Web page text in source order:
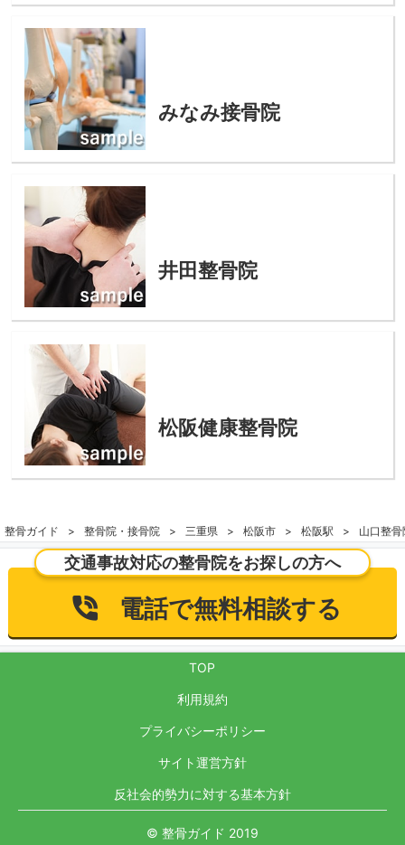
みなみ接骨院
井田整骨院
松阪健康整骨院
整骨ガイド 整骨院・接骨院 三重県 松阪市 松阪駅 山口整骨
交通事故対応の整骨院をお探しの方へ
電話で無料相談する
TOP
利用規約
プライバシーポリシー
サイト運営方針
反社会的勢力に対する基本方針
© 整骨ガイド 2019